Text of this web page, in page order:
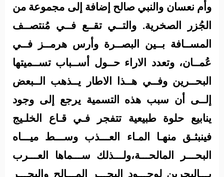
وأم نعسان والنبي صالح إضافة إلى مجموعة من
الجُزر الصخرية. والتــي تقــع فــي مُنتصــف
المســافة بــين البصــرة وأرس هرمــز فــي
عُمــان، وتعدد الاراء حــول أســباب تســميتها
البحــرين وفــي هــذا الاطار يــذهب الــبعض
إلــى أن سبب هذه التسمية يرجع إلى وجود
ينابيع حلوة طبيعية تتفجر فـي قـاع الخلـيج
فينبثـق منهـا المـاء
العـــذب وســـط ميـــاه
البحـــر المالحـــة،ولـــذلك ســـماها العـــرب
بـــالبحرين لوجـــود البحـــر المـــالح والبحـــر